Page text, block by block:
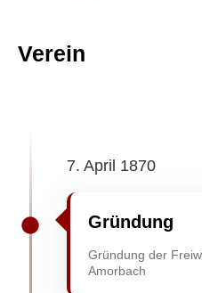
Verein
7. April 1870
Gründung
Gründung der
Amorbach